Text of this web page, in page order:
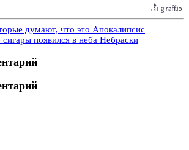
думают, что это Апокалипсис
появился в неба Небраски